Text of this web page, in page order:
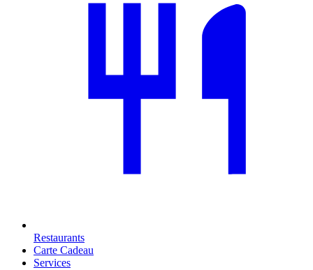
Restaurants
Carte Cadeau
Services